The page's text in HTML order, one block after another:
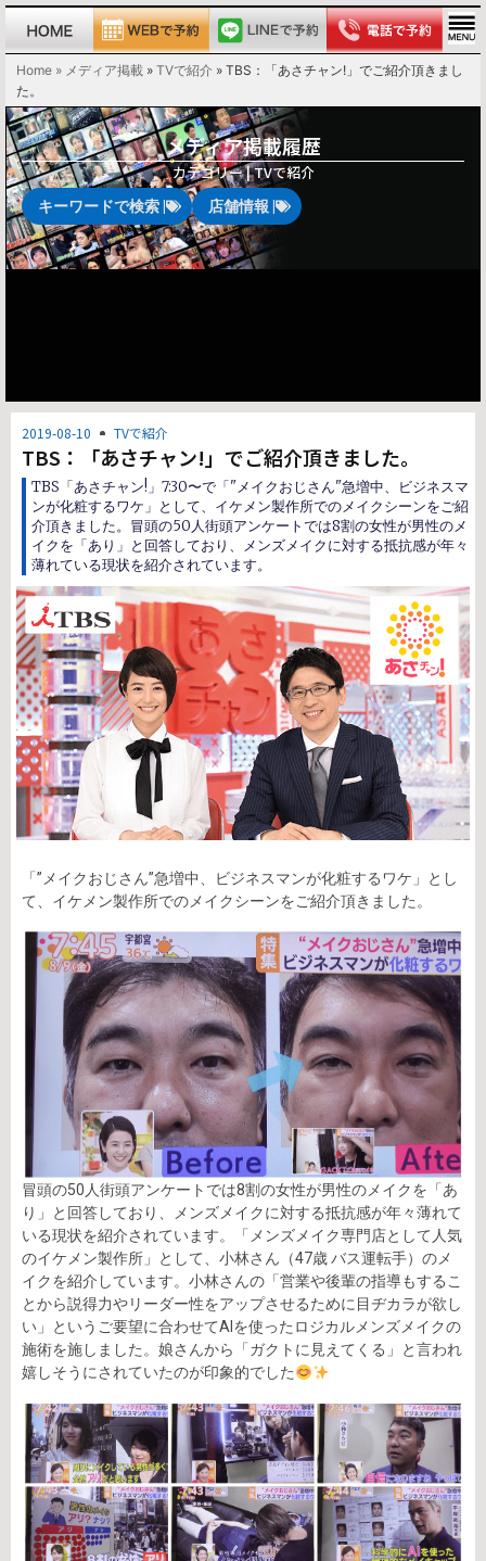
Home » メディア掲載 » TVで紹介 » TBS：「あさチャン!」でご紹介頂きまし
た。
メディア掲載履歴
カテゴリー |TVで紹介
キーワードで検索 | 店舗情報 |
2019-08-10 TVで紹介
TBS：「あさチャン!」でご紹介頂きました。
TBS「あさチャン!」7:30〜で「"メイクおじさん"急増中、ビジネスマ
ンが化粧するワケ」として、イケメン製作所でのメイクシーンをご紹
介頂きました。冒頭の50人街頭アンケートでは8割の女性が男性のメ
イクを「あり」と回答しており、メンズメイクに対する抵抗感が年々
薄れている現状を紹介されています。
「”メイクおじさん”急増中、ビジネスマンが化粧するワケ」とし
て、イケメン製作所でのメイクシーンをご紹介頂きました。⠀
冒頭の50人街頭アンケートでは8割の女性が男性のメイクを「あ
り」と回答しており、メンズメイクに対する抵抗感が年々薄れて
いる現状を紹介されています。「メンズメイク専門店として人気
のイケメン製作所」として、小林さん（47歳 バス運転手）のメ
イクを紹介しています。小林さんの「営業や後輩の指導もするこ
とから説得力やリーダー性をアップさせるために目ヂカラが欲し
い」というご要望に合わせてAIを使ったロジカルメンズメイクの
施術を施しました。娘さんから「ガクトに見えてくる」と言われ
嬉しそうにされていたのが印象的でした